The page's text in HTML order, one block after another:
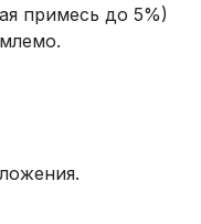
примесь до 5%)